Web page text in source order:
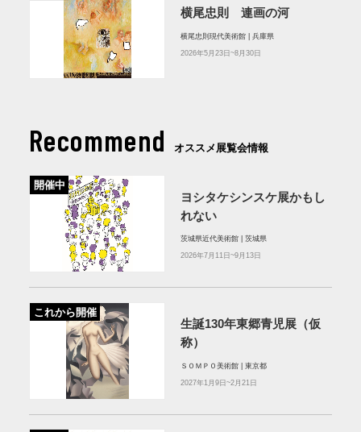
横尾忠則 連画の河
横尾忠則現代美術館 | 兵庫県
2026年5月23日~8月30日
Recommend オススメ展覧会情報
開催中
ヨシタケシンスケ展かもし
れない
茨城県近代美術館 | 茨城県
2026年7月11日~9月13日
これから開催
生誕130年東郷青児展（仮
称）
ＳＯＭＰＯ美術館 | 東京都
2027年1月9日~2月21日